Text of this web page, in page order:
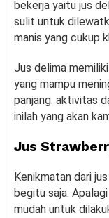
bekerja yaitu jus
sulit untuk
manis yang cukup
Jus delima
yang mampu
panjang. aktivitas
inilah yang akan
Jus
Kenikmatan dari
begitu saja.
mudah untuk